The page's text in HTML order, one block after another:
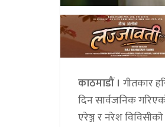
काठमाडौं । गीतकार
दिन सार्वजनिक
एरेञ्ज र नरेश